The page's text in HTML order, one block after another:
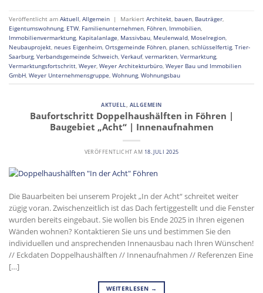
Veröffentlicht am Aktuell, Allgemein | Markiert Architekt, bauen, Bauträger,
Eigentumswohnung, ETW, Familienunternehmen, Föhren, Immobilien,
Immobilienvermarktung, Kapitalanlage, Massivbau, Meulenwald, Moselregion,
Neubauprojekt, neues Eigenheim, Ortsgemeinde Föhren, planen, schlüsselfertig, Trier-
Saarburg, Verbandsgemeinde Schweich, Verkauf, vermarkten, Vermarktung,
Vermarktungsfortschritt, Weyer, Weyer Architekturbüro, Weyer Bau und Immobilien
GmbH, Weyer Unternehmensgruppe, Wohnung, Wohnungsbau
AKTUELL, ALLGEMEIN
Baufortschritt Doppelhaushälften in Föhren |
Baugebiet „Acht“ | Innenaufnahmen
VERÖFFENTLICHT AM 18. JULI 2025
Die Bauarbeiten bei unserem Projekt „In der Acht“ schreitet weiter
zügig voran. Zwischenzeitlich ist das Dach fertiggestellt und die Fenster
wurden bereits eingebaut. Sie wollen bis Ende 2025 in Ihren eigenen
Wänden wohnen? Kontaktieren Sie uns und bestimmen Sie den
individuellen und ansprechenden Innenausbau nach Ihren Wünschen!
// Eckdaten Doppelhaushälften // Innenaufnahmen // Referenzen Eine
[…]
WEITERLESEN →